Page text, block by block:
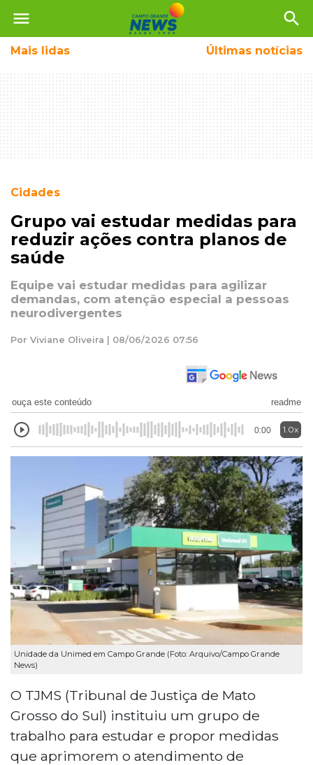
menu search
Mais lidas Últimas notícias
Cidades
Grupo vai estudar medidas para
reduzir ações contra planos de
saúde
Equipe vai estudar medidas para agilizar
demandas, com atenção especial a pessoas
neurodivergentes
Por Viviane Oliveira | 08/06/2026 07:56
ouça este conteúdo readme
0:00 1.0x
Unidade da Unimed em Campo Grande (Foto: Arquivo/Campo Grande
News)
O TJMS (Tribunal de Justiça de Mato
Grosso do Sul) instituiu um grupo de
trabalho para estudar e propor medidas
que aprimorem o atendimento de